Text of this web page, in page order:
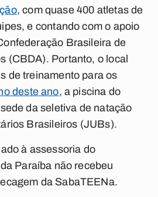
, com quase 400 atletas de
e contando com o apoio
Brasileira de
(CBDA). Portanto, o local
de treinamento para os
deste ano, a piscina do
da seletiva de natação
Brasileiros (JUBs).
à assessoria do
Paraíba não recebeu
da SabaTEENa.